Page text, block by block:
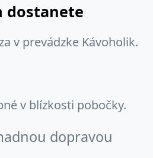
dostanete
v prevádzke Kávoholik.
v blízkosti pobočky.
dopravou